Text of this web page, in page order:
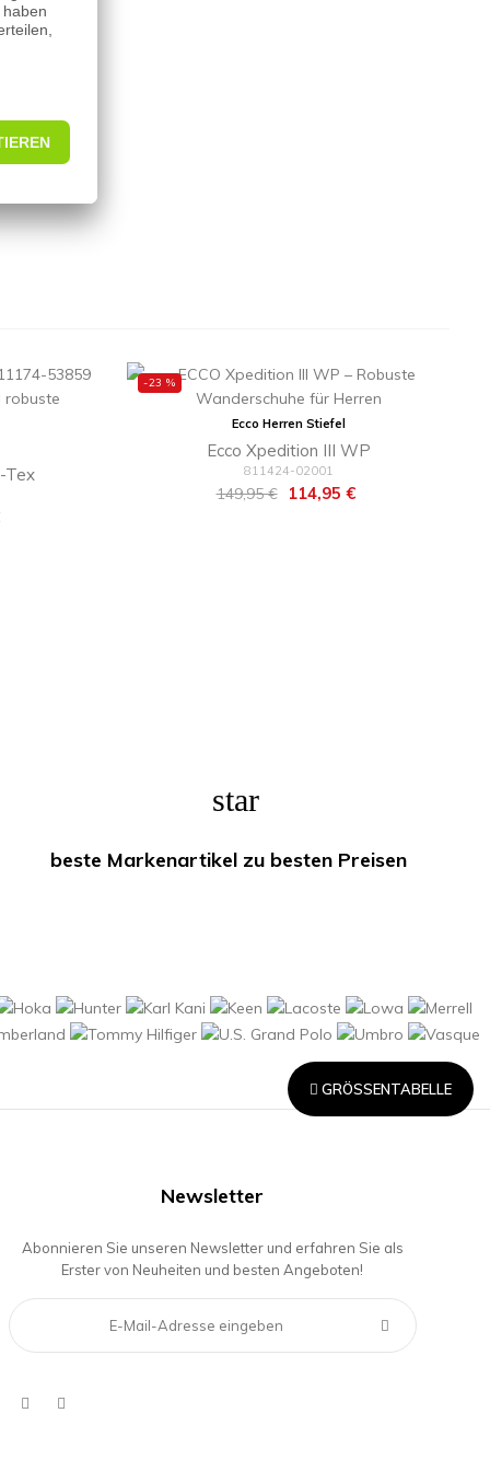
GRÖSSENTABELLE
Tex
-23 %
Ecco Herren Stiefel
Ecco Xpedition III WP
811424-02001
Regulärer
149,95 € Preis
114,95 €
star
beste Markenartikel zu besten Preisen
Newsletter
Abonnieren Sie unseren Newsletter und erfahren Sie als
Erster von Neuheiten und besten Angeboten!
Facebook